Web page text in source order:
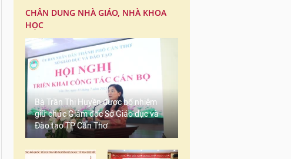
CHÂN DUNG NHÀ GIÁO, NHÀ KHOA
HỌC
Bà Trần Thị Huyền được bổ nhiệm
giữ chức Giám đốc Sở Giáo dục và
Đào tạo TP Cần Thơ